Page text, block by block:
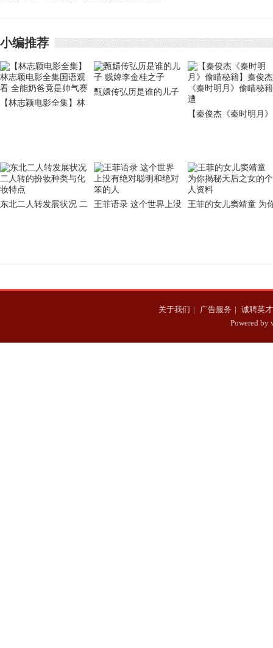
小编推荐
【林志颖电影全集】林
甄嬛传弘历是谁的儿子
【秦俊杰《秦时明月》
东北二人转发展状况 二
王菲语录 这个世界上没
王菲的女儿窦靖童 为
关于我们 | 广告服务 | 诚聘英才
Powered by